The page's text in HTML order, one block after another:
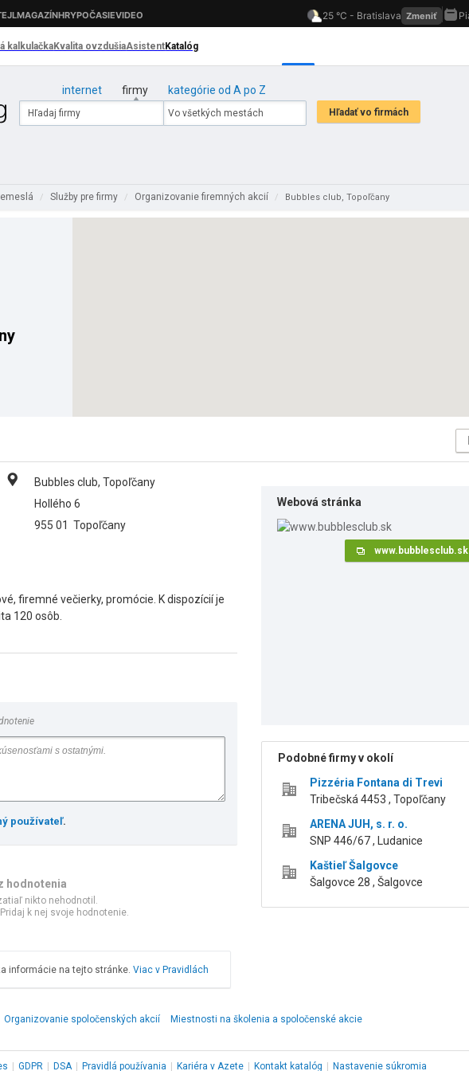
internet firmy kategórie od A po Z
/ Služby pre firmy / Organizovanie firemných akcií / Bubbles club, Topoľčany
Bubbles club, Topoľčany
Hollého 6
955 01 Topoľčany
firemné večierky, promócie. K dispozícií je
120 osôb.
používateľ.
hodnotenia
nikto nehodnotil.
k nej svoje hodnotenie.
informácie na tejto stránke. Viac v Pravidlách
Webová stránka
www.bubblesclub.sk
Podobné firmy v okolí
Pizzéria Fontana di Trevi
Tribečská 4453 , Topoľčany
ARENA JUH, s. r. o.
SNP 446/67 , Ludanice
Kaštieľ Šalgovce
Šalgovce 28 , Šalgovce
Organizovanie spoločenských akcií Miestnosti na školenia a spoločenské akcie
GDPR DSA Pravidlá používania Kariéra v Azete Kontakt katalóg Nastavenie súkromia